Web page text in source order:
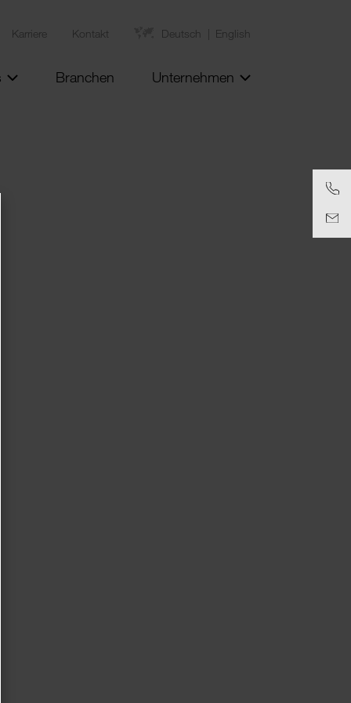
Karriere Kontakt Deutsch English
Branchen Unternehmen